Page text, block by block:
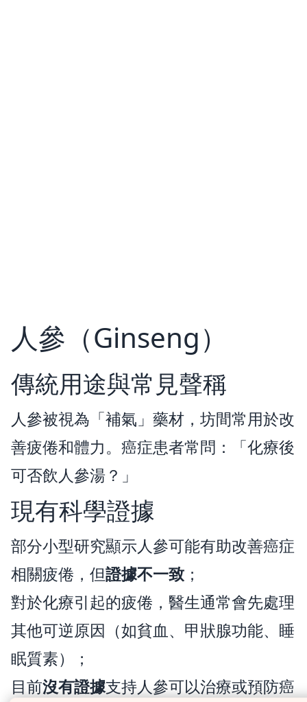
人參（Ginseng）
傳統用途與常見聲稱
人參被視為「補氣」藥材，坊間常用於改
善疲倦和體力。癌症患者常問：「化療後
可否飲人參湯？」
現有科學證據
部分小型研究顯示人參可能有助改善癌症
相關疲倦，但證據不一致 ；
對於化療引起的疲倦，醫生通常會先處理
其他可逆原因（如貧血、甲狀腺功能、睡
眠質素）；
目前沒有證據支持人參可以治療或預防癌